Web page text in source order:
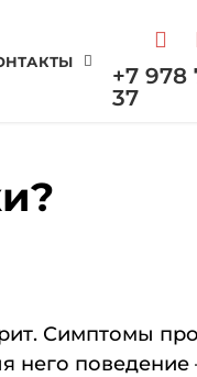
+7 978
37
Симптомы
поведение